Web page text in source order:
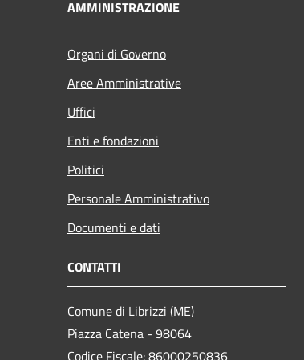
AMMINISTRAZIONE
Organi di Governo
Aree Amministrative
Uffici
Enti e fondazioni
Politici
Personale Amministrativo
Documenti e dati
CONTATTI
Comune di Librizzi (ME)
Piazza Catena - 98064
Codice Fiscale: 86000250836